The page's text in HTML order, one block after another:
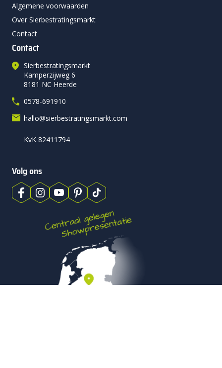
Algemene voorwaarden
Over Sierbestratingsmarkt
Contact
Contact
Sierbestratingsmarkt
Kamperzijweg 6
8181 NC Heerde
0578-691910
hallo@sierbestratingsmarkt.com
KvK 82411794
Volg ons